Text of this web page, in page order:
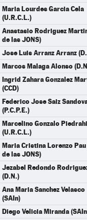
Maria Lourdes Garcia Cela
(U.R.C.L.)
Anastasio Rodriguez
de las JONS)
Jose Luis Arranz Arranz
Marcos Malaga Alonso
Ingrid Zahara Gonzalez
(CCD)
Federico Jose Saiz
(P.C.P.E.)
Marcelino Gonzalo
(U.R.C.L.)
Maria Cristina Lorenzo Pau
de las JONS)
Jezabel Redondo
(D.N.)
Ana Maria Sanchez Velasco
(SAIn)
Diego Velicia Miranda